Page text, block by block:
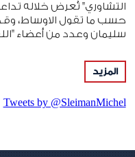
التشاوري" تُعرض خلاله
حسب ما تقول الاوساط،
سليمان وعدد من أعضاء
اجتماع يعقد مع التأكيد
سلفا. لكن السؤال الذي
الجميل، خصوصا وأن غياب
المزيد
Tweets by @SleimanMichel